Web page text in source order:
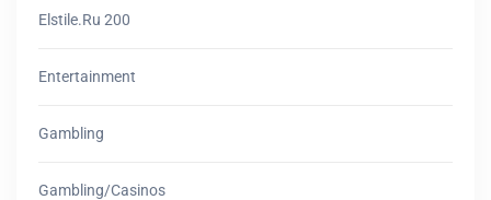
Elstile.ru 200
Entertainment
Gambling
Gambling/casinos